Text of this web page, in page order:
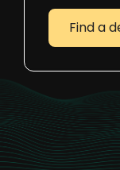
Find a